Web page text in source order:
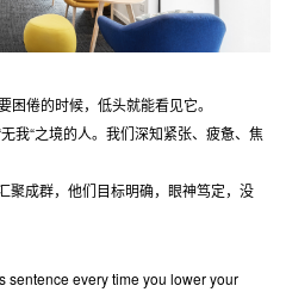
倦的时候，低头就能看见它。
我“之境的人。我们深知紧张、疲惫、焦
聚成群，他们目标明确，眼神笃定，没
sentence every time you lower your